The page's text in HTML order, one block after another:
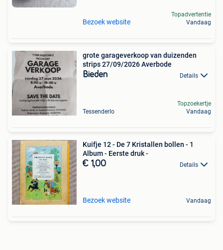
Bezoek website
Topadvertentie
Vandaag
grote garageverkoop van duizenden
strips 27/09/2026 Averbode
Bieden Details
Tessenderlo
Topzoekertje
Vandaag
Kuifje 12 - De 7 Kristallen bollen - 1
Album - Eerste druk -
€ 1,00 Details
Bezoek website Vandaag